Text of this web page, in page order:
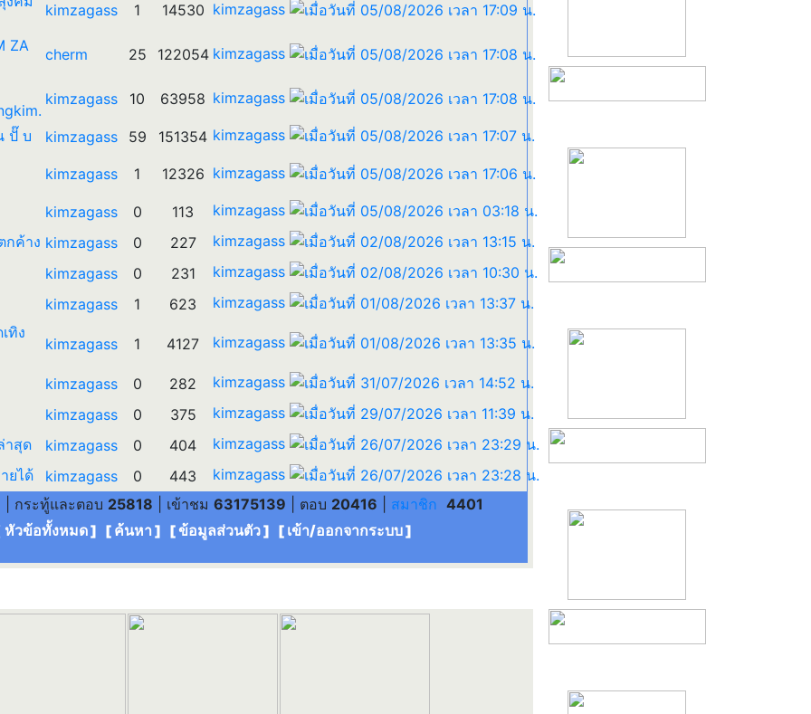
kimzagass 1 14530 kimzagass
ZA
cherm 25 122054 kimzagass
kimzagass 10 63958 kimzagass
ปั๊ บ kimzagass 59 151354 kimzagass
kimzagass 1 12326 kimzagass
kimzagass 0 113
kimzagass
กค้าง kimzagass 0 227
kimzagass
kimzagass 0 231
kimzagass
kimzagass 1 623
kimzagass
ทิง
kimzagass 1 4127 kimzagass
kimzagass 0 282
kimzagass
kimzagass 0 375
kimzagass
าสุด
kimzagass 0 404
kimzagass
ยได้
kimzagass 0 443
kimzagass
| กระทู้และตอบ 25818 | เข้าชม 63175139 | ตอบ 20416 สมาชิก 4401
หัวข้อทั้งหมด] [ ค้นหา ] [ข้อมูลส่วนตัว] [ เข้า/ออกจากระบบ]